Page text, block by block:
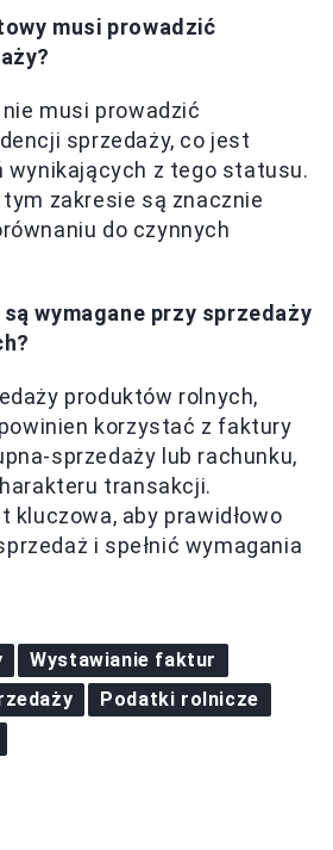
musi prowadzić
musi prowadzić
sprzedaży, co jest
wynikających z tego statusu.
zakresie są znacznie
do czynnych
wymagane przy sprzedaży
produktów rolnych,
korzystać z faktury
sprzedaży lub rachunku,
transakcji.
kluczowa, aby prawidłowo
i spełnić wymagania
Wystawianie faktur
Podatki rolnicze